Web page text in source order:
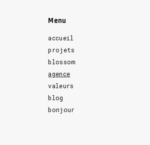
Menu
accueil
projets
blossom
agence
valeurs
blog
bonjour